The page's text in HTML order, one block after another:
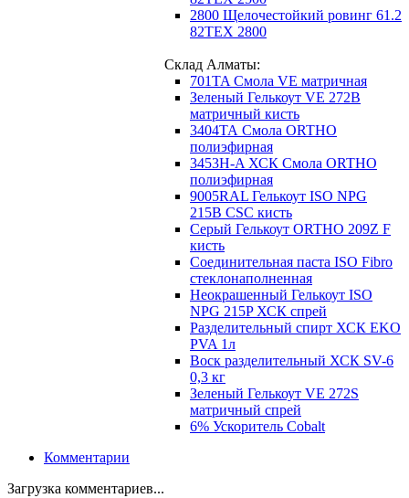
2800 Щелочестойкий ровинг 61.2
82TEX 2800
Склад Алматы:
701TA Смола VE матричная
Зеленый Гелькоут VE 272B
матричный кисть
3404ТА Смола ORTHO
полиэфирная
3453Н-A ХСК Смола ORTHO
полиэфирная
9005RAL Гелькоут ISO NPG
215B CSC кисть
Серый Гелькоут ORTHO 209Z F
кисть
Соединительная паста ISO Fibro
стеклонаполненная
Неокрашенный Гелькоут ISO
NPG 215P ХСК спрей
Разделительный спирт ХСК EKO
PVA 1л
Воск разделительный ХСК SV-6
0,3 кг
Зеленый Гелькоут VE 272S
матричный спрей
6% Ускоритель Cobalt
Комментарии
Загрузка комментариев...